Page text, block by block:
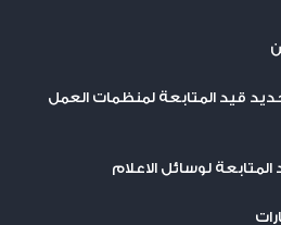
قيد المتابعة لمنظمات العمل
لوسائل الاعلام